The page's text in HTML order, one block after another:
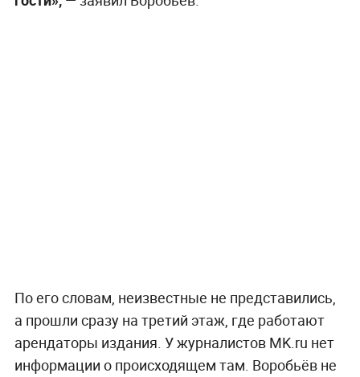
По его словам, неизвестные не представились,
а прошли сразу на третий этаж, где работают
арендаторы издания. У журналистов MK.ru нет
информации о происходящем там. Воробьёв не